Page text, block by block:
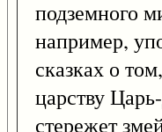
подземного
например,
сказках о
царству
стережет